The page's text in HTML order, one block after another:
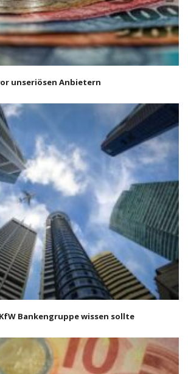
unseriösen Anbietern
Bankengruppe wissen sollte